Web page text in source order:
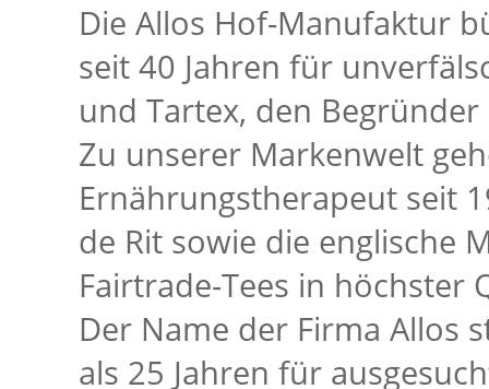
Die Allos Hof-Manufaktur
seit 40 Jahren für
und Tartex, den
Zu unserer Markenwelt
Ernährungstherapeut seit
de Rit sowie die englische
Fairtrade-Tees in höchster
Der Name der Firma Allos
als 25 Jahren für